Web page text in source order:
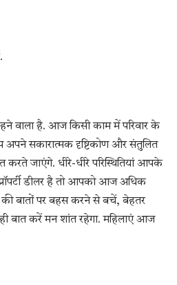
है. आज किसी काम में परिवार के
सकारात्मक दृष्टिकोण और संतुलित
करते जाएंगे. धीरे-धीरे परिस्थितियां आपके
डीलर है तो आपको आज अधिक
बातों पर बहस करने से बचें, बेहतर
बात करें मन शांत रहेगा. महिलाएं आज